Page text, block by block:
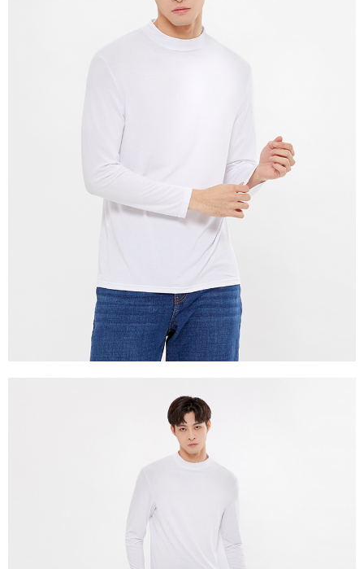
每筆NT$130，滿NT$1,000(含以上)免運費